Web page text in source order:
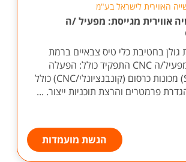
האווירית לישראל בע"מ
אווירית מגייסת: מפעיל /ה
בחטיבת כלי טיס צבאיים ברמת
הגולן דרוש/ה מפעיל/ה CNC התפקיד כולל: הפעלה
ואיפוס (Set-up) מכונות כרסום (קונבנציונלי/CNC) כולל
פרמטרים והרצת תוכניות ייצור. ...
הגשת מועמדות